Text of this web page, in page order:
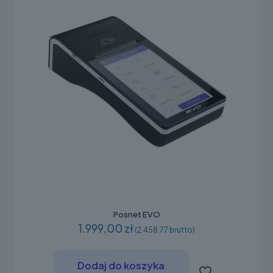
Posnet EVO
1.999,00 zł (2.458,77 brutto)
Dodaj do koszyka